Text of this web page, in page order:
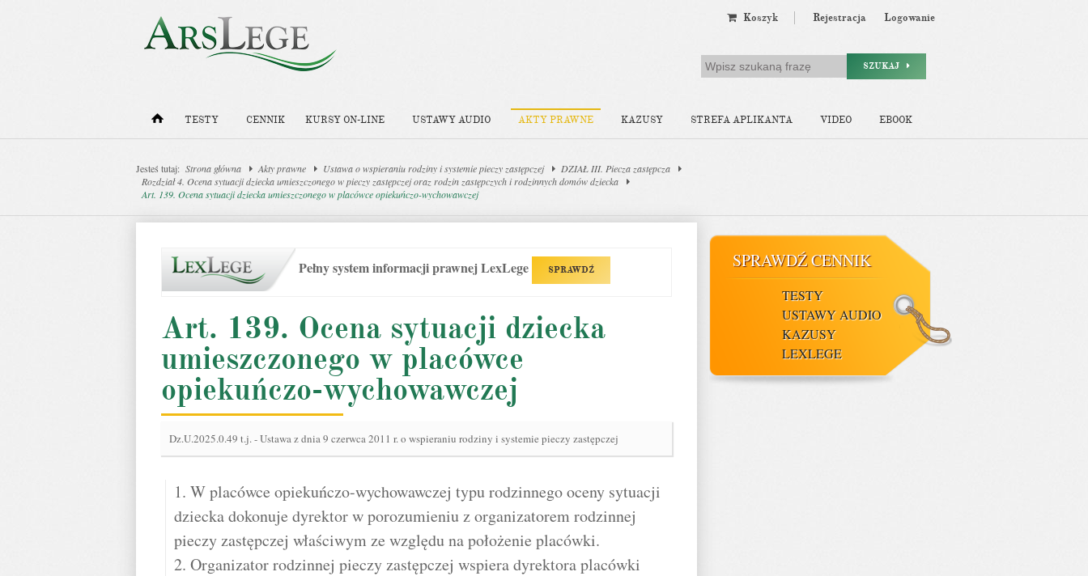
Koszyk Rejestracja Logowanie
SZUKAJ
TESTY CENNIK KURSY ON-LINE USTAWY AUDIO AKTY PRAWNE KAZUSY STREFA APLIKANTA VIDEO EBOOK
Jesteś tutaj: Strona główna Akty prawne Ustawa o wspieraniu rodziny i systemie pieczy zastępczej
DZIAŁ III. Piecza zastępcza
Rozdział 4. Ocena sytuacji dziecka umieszczonego w pieczy zastępczej oraz rodzin zastępczych i rodzinnych domów dziecka
Art. 139. Ocena sytuacji dziecka umieszczonego w placówce opiekuńczo-wychowawczej
Pełny system informacji prawnej LexLege SPRAWDŹ
Art. 139. Ocena sytuacji dziecka
umieszczonego w placówce
opiekuńczo-wychowawczej
Dz.U.2025.0.49 t.j.-Ustawa z dnia 9 czerwca 2011 r. o wspieraniu rodziny i systemie pieczy zastępczej
1. W placówce opiekuńczo-wychowawczej typu rodzinnego oceny sytuacji
dziecka dokonuje dyrektor w porozumieniu z organizatorem rodzinnej
pieczy zastępczej właściwym ze względu na położenie placówki.
2. Organizator rodzinnej pieczy zastępczej wspiera dyrektora placówki
SPRAWDŹ CENNIK
TESTY
USTAWY AUDIO
KAZUSY
LEXLEGE